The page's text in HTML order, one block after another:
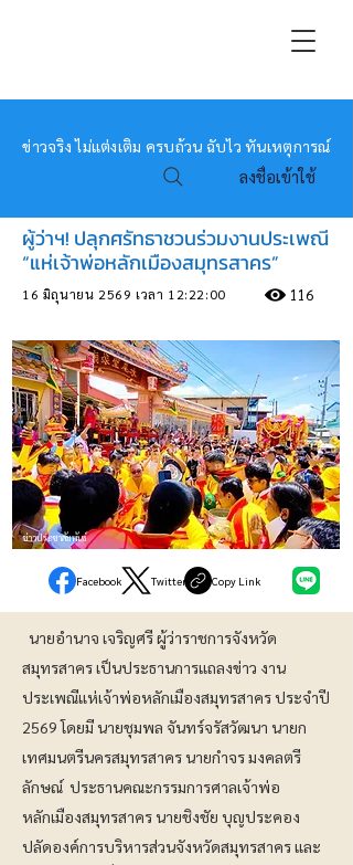
หมอข่าว
ข่าวจริง ไม่แต่งเติม ครบถ้วน ฉับไว ทันเหตุการณ์
ลงชื่อเข้าใช้
ผู้ว่าฯ! ปลุกศรัทธาชวนร่วมงานประเพณี
“แห่เจ้าพ่อหลักเมืองสมุทรสาคร”
16 มิถุนายน 2569 เวลา 12:22:00 116
ข่าวประชาสัมพันธ์
Facebook Twitter Copy Link
นายอำนาจ เจริญศรี ผู้ว่าราชการจังหวัด
สมุทรสาคร เป็นประธานการแถลงข่าว งาน
ประเพณีแห่เจ้าพ่อหลักเมืองสมุทรสาคร ประจำปี
2569 โดยมี นายชุมพล จันทร์จรัสวัฒนา นายก
เทศมนตรีนครสมุทรสาคร นายกำจร มงคลตรี
ลักษณ์ ประธานคณะกรรมการศาลเจ้าพ่อ
หลักเมืองสมุทรสาคร นายชิงชัย บุญประคอง
ปลัดองค์การบริหารส่วนจังหวัดสมุทรสาคร และ